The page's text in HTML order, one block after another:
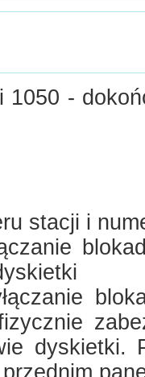
1050 -
stacji i
dyskietki.